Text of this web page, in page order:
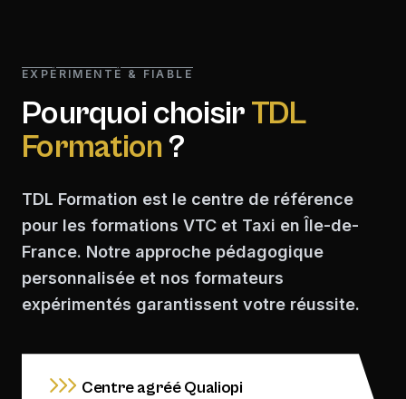
EXPÉRIMENTÉ & FIABLE
Pourquoi choisirTDL
Formation?
TDL Formation est le centre de référence
pour les formations VTC et Taxi en Île-de-
France. Notre approche pédagogique
personnalisée et nos formateurs
expérimentés garantissent votre réussite.
Centre agréé Qualiopi